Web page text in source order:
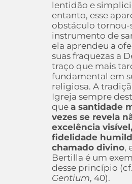
lentidão e
entanto, esse
obstáculo tornou-
instrumento de
ela aprendeu a
suas fraquezas a
traço que mais
fundamental em
religiosa. A
Igreja sempre
quea santidade
vezes se revela
excelência
fidelidade
chamado divino,
Bertilla é um
desse princípio (cf.
Gentium, 40).